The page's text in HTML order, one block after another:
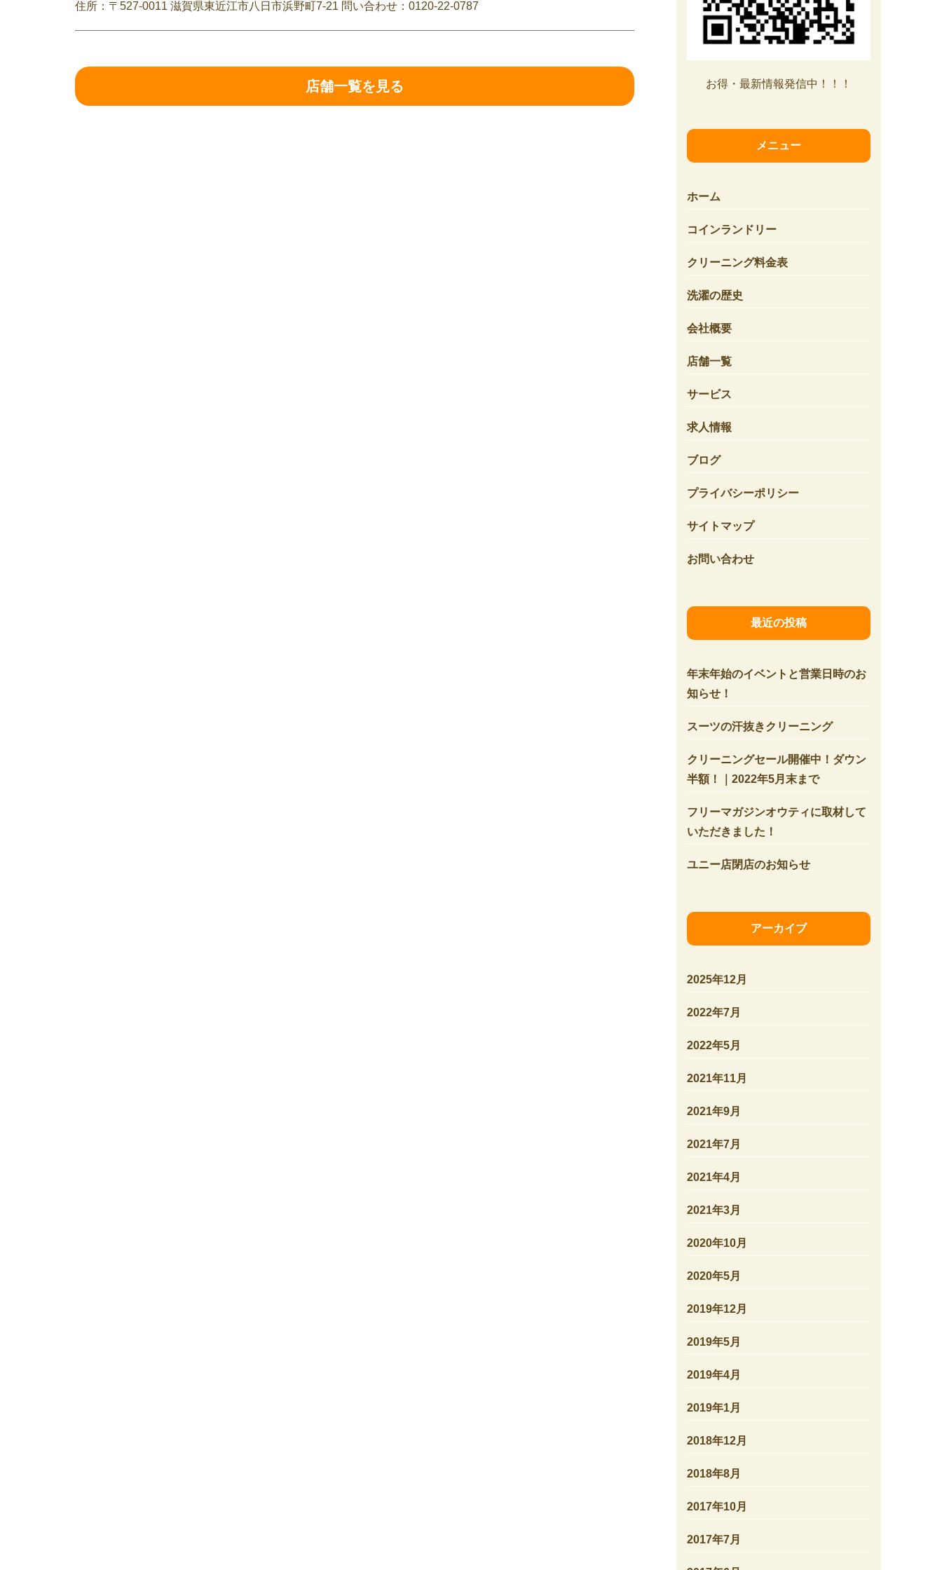
お得・最新情報発信中！！！
メニュー
ホーム
コインランドリー
クリーニング料金表
洗濯の歴史
会社概要
店舗一覧
サービス
求人情報
ブログ
プライバシーポリシー
サイトマップ
お問い合わせ
最近の投稿
年末年始のイベントと営業日時のお
知らせ！
スーツの汗抜きクリーニング
クリーニングセール開催中！ダウン
半額！｜2022年5月末まで
フリーマガジンオウティに取材して
いただきました！
ユニー店閉店のお知らせ
アーカイブ
2025年12月
2022年7月
2022年5月
2021年11月
2021年9月
2021年7月
2021年4月
2021年3月
2020年10月
2020年5月
2019年12月
2019年5月
2019年4月
2019年1月
2018年12月
2018年8月
2017年10月
2017年7月
住所：〒527-0011 滋賀県東近江市八日市浜野町7-21 問い合わせ：0120-22-0787
店舗一覧を見る